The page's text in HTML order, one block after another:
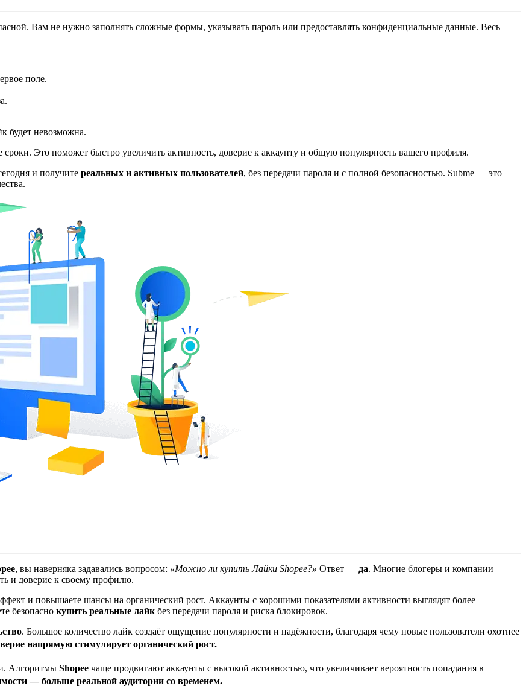
Вам не нужно заполнять сложные формы, указывать пароль или предоставлять конфиденциальные данные. Весь
поле.
будет невозможна.
сроки. Это поможет быстро увеличить активность, доверие к аккаунту и общую популярность вашего профиля.
и получите реальных и активных пользователей, без передачи пароля и с полной безопасностью. Subme — это
, вы наверняка задавались вопросом: «Можно ли купить Лайки Shopee?» Ответ — да. Многие блогеры и компании
и доверие к своему профилю.
и повышаете шансы на органический рост. Аккаунты с хорошими показателями активности выглядят более
безопасно купить реальные лайк без передачи пароля и риска блокировок.
. Большое количество лайк создаёт ощущение популярности и надёжности, благодаря чему новые пользователи охотнее
напрямую стимулирует органический рост.
Алгоритмы Shopee чаще продвигают аккаунты с высокой активностью, что увеличивает вероятность попадания в
— больше реальной аудитории со временем.